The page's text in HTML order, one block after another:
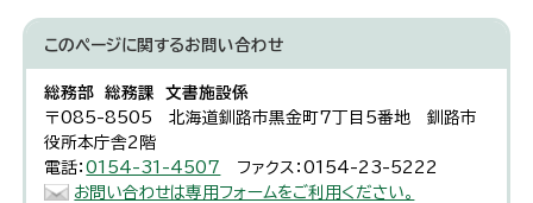
このページに関するお問い合わせ
総務部 総務課 文書施設係
〒085-8505 北海道釧路市黒金町7丁目5番地 釧路市
役所本庁舎2階
電話：0154-31-4507
ファクス：0154-23-5222
お問い合わせは専用フォームをご利用ください。